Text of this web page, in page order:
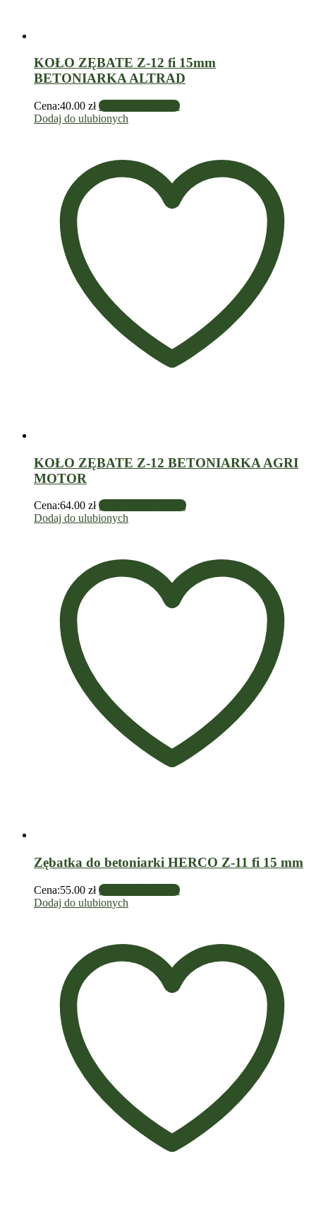
KOŁO ZĘBATE Z-12 fi 15mm
BETONIARKA ALTRAD
Cena:40.00 zł Dodaj do koszyka
Dodaj do ulubionych
KOŁO ZĘBATE Z-12 BETONIARKA AGRI
MOTOR
Cena:64.00 zł Dowiedz się więcej
Dodaj do ulubionych
Zębatka do betoniarki HERCO Z-11 fi 15 mm
Cena:55.00 zł Dodaj do koszyka
Dodaj do ulubionych